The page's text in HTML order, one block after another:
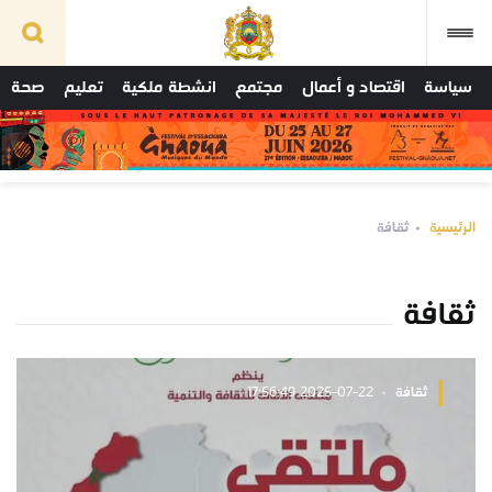
سياسة اقتصاد و أعمال مجتمع انشطة ملكية تعليم صحة
الرئيسية ثقافة
ثقافة
ثقافة 2025-07-22 17:56:49